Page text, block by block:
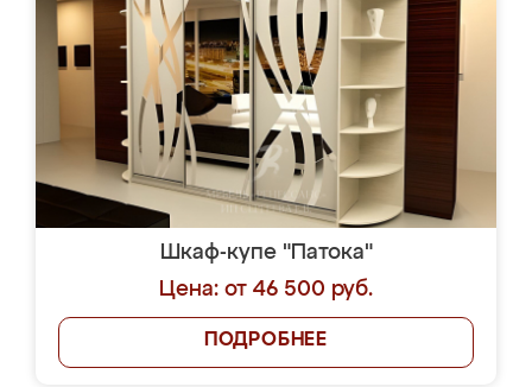
Шкаф-купе "Патока"
Цена: от 46 500 руб.
ПОДРОБНЕЕ